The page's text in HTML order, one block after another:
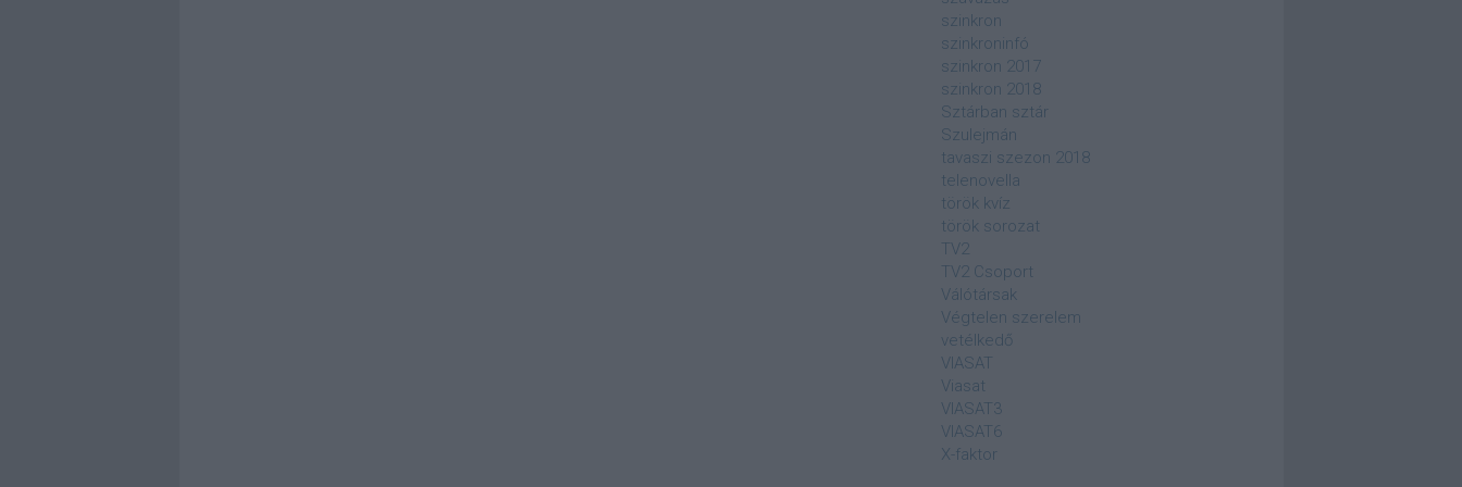
szinkron
szinkroninfó
szinkron 2017
szinkron 2018
Sztárban sztár
Szulejmán
tavaszi szezon 2018
telenovella
török kvíz
török sorozat
TV2
TV2 Csoport
Válótársak
Végtelen szerelem
vetélkedő
VIASAT
Viasat
VIASAT3
VIASAT6
X-faktor